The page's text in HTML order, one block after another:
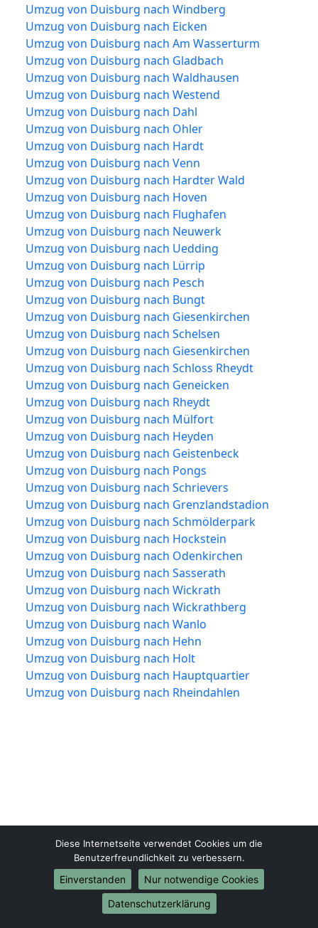
Umzug von Duisburg nach Windberg
Umzug von Duisburg nach Eicken
Umzug von Duisburg nach Am Wasserturm
Umzug von Duisburg nach Gladbach
Umzug von Duisburg nach Waldhausen
Umzug von Duisburg nach Westend
Umzug von Duisburg nach Dahl
Umzug von Duisburg nach Ohler
Umzug von Duisburg nach Hardt
Umzug von Duisburg nach Venn
Umzug von Duisburg nach Hardter Wald
Umzug von Duisburg nach Hoven
Umzug von Duisburg nach Flughafen
Umzug von Duisburg nach Neuwerk
Umzug von Duisburg nach Uedding
Umzug von Duisburg nach Lürrip
Umzug von Duisburg nach Pesch
Umzug von Duisburg nach Bungt
Umzug von Duisburg nach Giesenkirchen
Umzug von Duisburg nach Schelsen
Umzug von Duisburg nach Giesenkirchen
Umzug von Duisburg nach Schloss Rheydt
Umzug von Duisburg nach Geneicken
Umzug von Duisburg nach Rheydt
Umzug von Duisburg nach Mülfort
Umzug von Duisburg nach Heyden
Umzug von Duisburg nach Geistenbeck
Umzug von Duisburg nach Pongs
Umzug von Duisburg nach Schrievers
Umzug von Duisburg nach Grenzlandstadion
Umzug von Duisburg nach Schmölderpark
Umzug von Duisburg nach Hockstein
Umzug von Duisburg nach Odenkirchen
Umzug von Duisburg nach Sasserath
Umzug von Duisburg nach Wickrath
Umzug von Duisburg nach Wickrathberg
Umzug von Duisburg nach Wanlo
Umzug von Duisburg nach Hehn
Umzug von Duisburg nach Holt
Umzug von Duisburg nach Hauptquartier
Umzug von Duisburg nach Rheindahlen
Duisburg-Umzugsfirma.de
Duisburg
01579-2482314
Diese Internetseite verwendet Cookies um die
Benutzerfreundlichkeit zu verbessern.
Einverstanden
Nur notwendige Cookies
Datenschutzerklärung